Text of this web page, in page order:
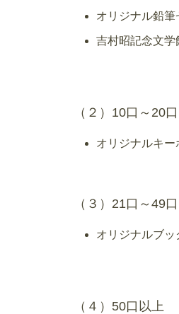
オリジナル鉛筆
吉村昭記念文学
（２）10口～20口
オリジナルキ
（３）21口～49口
オリジナルブ
（４）50口以上